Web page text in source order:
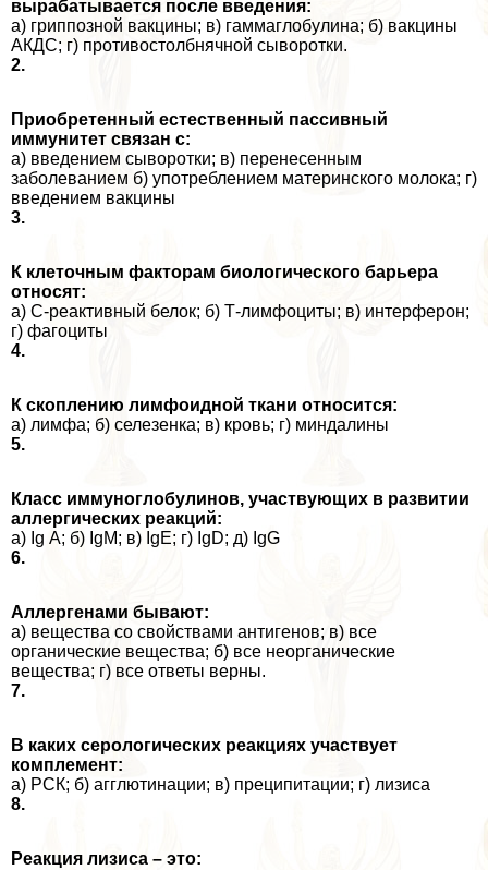
выpaбатывается после введения:
а) гриппозной вакцины; в) гаммаглобулина; б) вакцины
АКДС; г) противостолбнячной сыворотки.
2.
Приобретенный естественный пассивный
иммунитет связан с:
а) введением сыворотки; в) перенесенным
заболеванием б) употрeблением материнского молока; г)
введением вакцины
3.
К клеточным факторам биологического барьера
относят:
а) С-реактивный белок; б) Т-лимфоциты; в) интерферон;
г) фагоциты
4.
К скоплению лимфоидной ткани относится:
а) лимфа; б) селезенка; в) кровь; г) миндалины
5.
Класс иммуноглобулинов, участвующих в развитии
аллергических реакций:
а) Ig А; б) IgM; в) IgE; г) IgD; д) IgG
6.
Аллергенами бывают:
а) вещества со свойствами антигенов; в) все
органические вещества; б) все неорганические
вещества; г) все ответы верны.
7.
В каких серологических реакциях участвует
комплемент:
а) РСК; б) агглютинации; в) преципитации; г) лизиса
8.
Реакция лизиса – это: